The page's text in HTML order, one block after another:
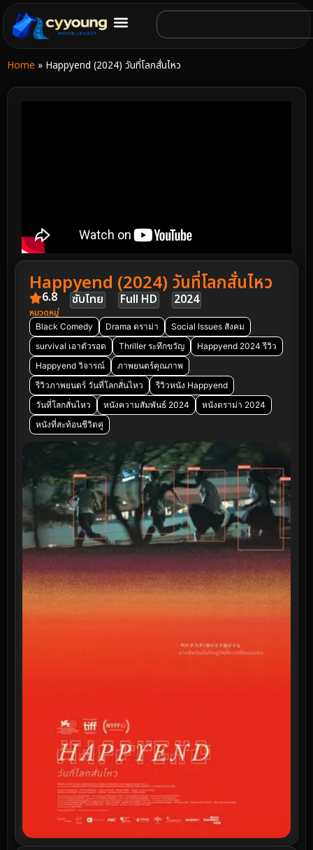
Home » Happyend (2024) วันที่โลกสั่นไหว
Happyend (2024) วันที่โลกสั่นไหว
6.8 ซับไทย Full HD 2024
หมวดหมู่
Black Comedy Drama ดราม่า
Social Issues สังคม
survival เอาตัวรอด
Thriller ระทึกขวัญ
Happyend 2024 รีวิว
Happyend วิจารณ์
ภาพยนตร์คุณภาพ
รีวิวภาพยนตร์ วันที่โลกสั่นไหว
รีวิวหนัง Happyend
วันที่โลกสั่นไหว
หนังความสัมพันธ์ 2024
หนังดราม่า 2024
หนังที่สะท้อนชีวิตคู่